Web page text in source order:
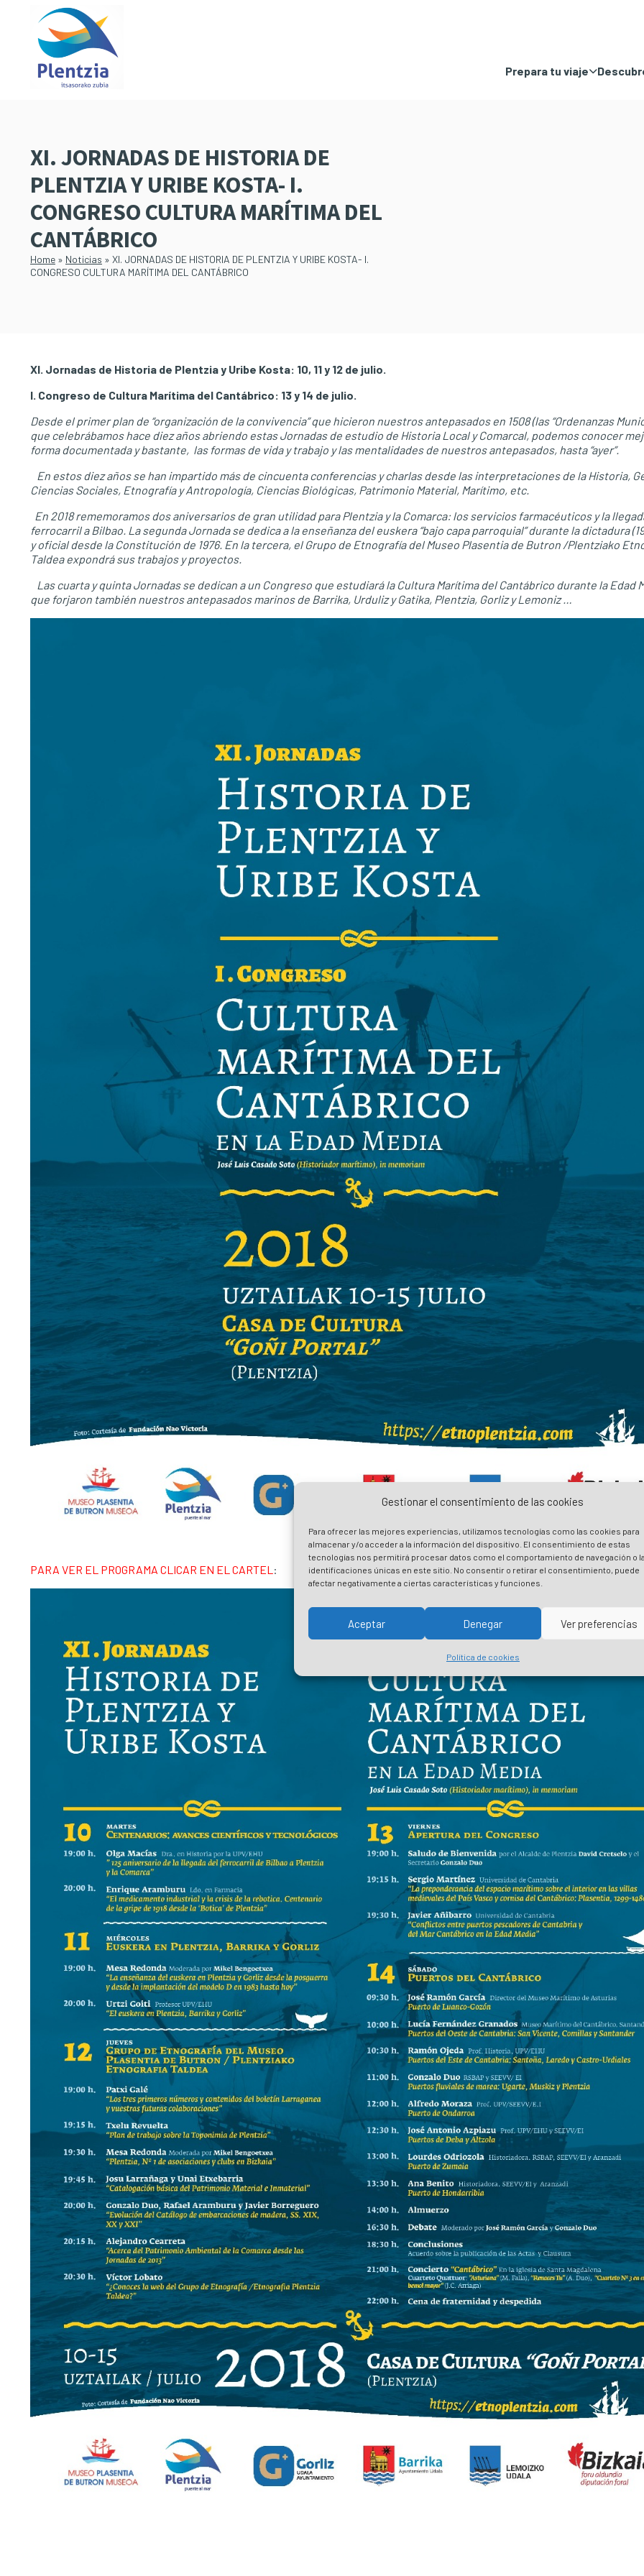
Gestionar el consentimiento de las cookies
Para ofrecer las mejores experiencias, utilizamos tecnologías como las cookies para
almacenar y/o acceder a la información del dispositivo. El consentimiento de estas
tecnologías nos permitirá procesar datos como el comportamiento de navegación o
identificaciones únicas en este sitio. No consentir o retirar el consentimiento, puede
afectar negativamente a ciertas características y funciones.
Aceptar Denegar Ver preferencias
Política de cookies
contenido
principal
Prepara tu viaje
XI. JORNADAS DE HISTORIA DE
PLENTZIA Y URIBE KOSTA- I.
CONGRESO CULTURA MARÍTIMA DEL
CANTÁBRICO
Home » Noticias » XI. JORNADAS DE HISTORIA DE PLENTZIA Y URIBE KOSTA- I.
CONGRESO CULTURA MARÍTIMA DEL CANTÁBRICO
XI. Jornadas de Historia de Plentzia y Uribe Kosta: 10, 11 y 12 de julio.
I. Congreso de Cultura Marítima del Cantábrico: 13 y 14 de julio.
Desde el primer plan de “organización de la convivencia” que hicieron nuestros antepasados en 1508 (las “Ordenanzas
que celebrábamos hace diez años abriendo estas Jornadas de estudio de Historia Local y Comarcal, podemos conocer
forma documentada y bastante, las formas de vida y trabajo y las mentalidades de nuestros antepasados, hasta “ayer”.
En estos diez años se han impartido más de cincuenta conferencias y charlas desde las interpretaciones de la Historia,
Ciencias Sociales, Etnografía y Antropología, Ciencias Biológicas, Patrimonio Material, Marítimo, etc.
En 2018 rememoramos dos aniversarios de gran utilidad para Plentzia y la Comarca: los servicios farmacéuticos y la
ferrocarril a Bilbao. La segunda Jornada se dedica a la enseñanza del euskera “bajo capa parroquial” durante la dictadura
y oficial desde la Constitución de 1976. En la tercera, el Grupo de Etnografía del Museo Plasentia de Butron /Plentziako
Taldea expondrá sus trabajos y proyectos.
Las cuarta y quinta Jornadas se dedican a un Congreso que estudiará la Cultura Marítima del Cantábrico durante la Edad
que forjaron también nuestros antepasados marinos de Barrika, Urduliz y Gatika, Plentzia, Gorliz y Lemoniz …
PARA VER EL PROGRAMA CLICAR EN EL CARTEL :